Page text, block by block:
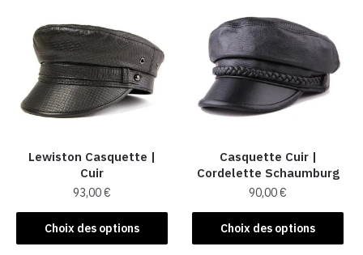
Lewiston Casquette |
Cuir
93,00€
Choix des options
Ce
produit
Casquette Cuir |
Cordelette Schaumburg
90,00€
Choix des options
Ce
produit